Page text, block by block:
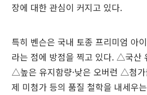
장에 대한 관심이 커지고 있다.
특히 벤슨은 국내 토종 프리미엄 아
라는 점에 방점을 찍고 있다. △국산
△높은 유지함량·낮은 오버런 △첨가
제 미첨가 등의 품질 철학을 내세우